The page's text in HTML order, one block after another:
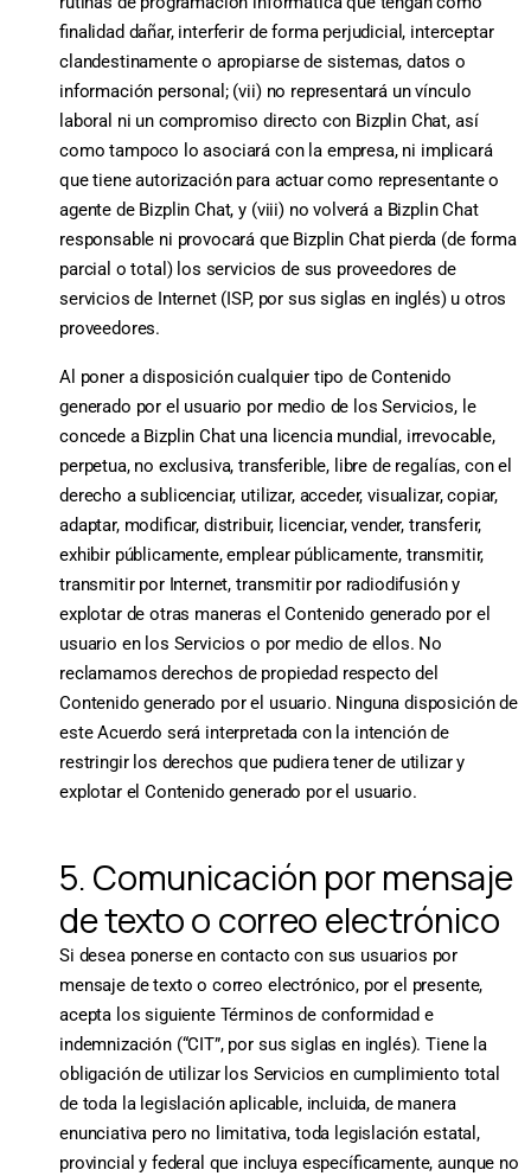
finalidad dañar, interferir de forma perjudicial, interceptar
clandestinamente o apropiarse de sistemas, datos o
información personal; (vii) no representará un vínculo
laboral ni un compromiso directo con Bizplin Chat, así
como tampoco lo asociará con la empresa, ni implicará
que tiene autorización para actuar como representante o
agente de Bizplin Chat, y (viii) no volverá a Bizplin Chat
responsable ni provocará que Bizplin Chat pierda (de forma
parcial o total) los servicios de sus proveedores de
servicios de Internet (ISP, por sus siglas en inglés) u otros
proveedores.
Al poner a disposición cualquier tipo de Contenido
generado por el usuario por medio de los Servicios, le
concede a Bizplin Chat una licencia mundial, irrevocable,
perpetua, no exclusiva, transferible, libre de regalías, con el
derecho a sublicenciar, utilizar, acceder, visualizar, copiar,
adaptar, modificar, distribuir, licenciar, vender, transferir,
exhibir públicamente, emplear públicamente, transmitir,
transmitir por Internet, transmitir por radiodifusión y
explotar de otras maneras el Contenido generado por el
usuario en los Servicios o por medio de ellos. No
reclamamos derechos de propiedad respecto del
Contenido generado por el usuario. Ninguna disposición de
este Acuerdo será interpretada con la intención de
restringir los derechos que pudiera tener de utilizar y
explotar el Contenido generado por el usuario.
5. Comunicación por mensaje
de texto o correo electrónico
Si desea ponerse en contacto con sus usuarios por
mensaje de texto o correo electrónico, por el presente,
acepta los siguiente Términos de conformidad e
indemnización (“CIT”, por sus siglas en inglés). Tiene la
obligación de utilizar los Servicios en cumplimiento total
de toda la legislación aplicable, incluida, de manera
enunciativa pero no limitativa, toda legislación estatal,
provincial y federal que incluya específicamente, aunque no